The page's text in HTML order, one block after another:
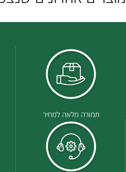
תמורה מלאה למחיר